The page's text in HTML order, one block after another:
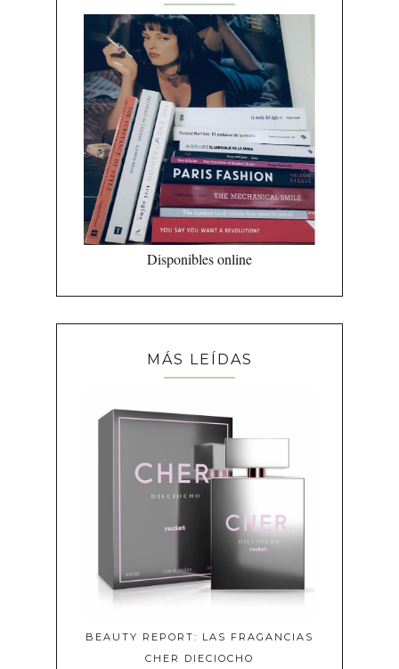
Disponibles online
MÁS LEÍDAS
BEAUTY REPORT: LAS FRAGANCIAS
CHER DIECIOCHO